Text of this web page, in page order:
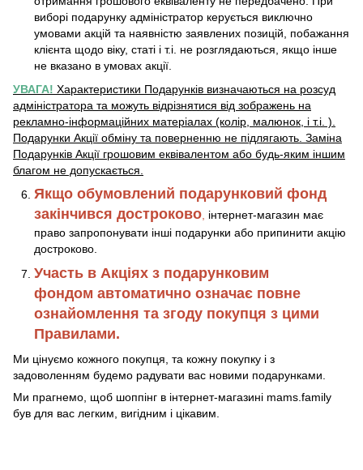
виборі подарунку адміністратор керується виключно
умовами акцій та наявністю заявлених позицій, побажання
клієнта щодо віку, статі і т.і. не розглядаються, якщо інше
не вказано в умовах акції.
УВАГА! Характеристики Подарунків визначаються на розсуд
адміністратора та можуть відрізнятися від зображень на
рекламно-інформаційних матеріалах (колір, малюнок, і т.і. ).
Подарунки Акції обміну та поверненню не підлягають. Заміна
Подарунків Акції грошовим еквівалентом або будь-яким іншим
благом не допускається.
Якщо обумовлений подарунковий фонд
закінчився достроково інтернет-магазин має
право запропонувати інші подарунки або припинити акцію
достроково.
Участь в Акціях з подарунковим
фондом автоматично означає повне
ознайомлення та згоду покупця з цими
Правилами.
Ми цінуємо кожного покупця, та кожну покупку і з
задоволенням будемо радувати вас новими подарунками.
Ми прагнемо, щоб шоппінг в інтернет-магазині mams.family
був для вас легким, вигідним і цікавим.